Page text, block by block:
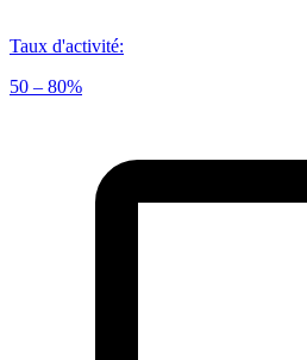
Taux d'activité:
50 – 80%